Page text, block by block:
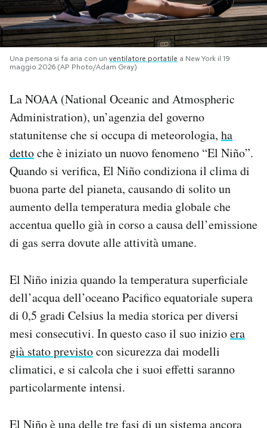
PODCAST
NEWSLETTER
I MIEI PREFERITI
SHOP
AREA PERSONALE
Area Personale
Notifiche mobile
Regala il Post
Esci
Una persona si fa aria con un ventilatore portatile a New York il 19
maggio 2026 (AP Photo/Adam Gray)
La NOAA (National Oceanic and Atmospheric
Administration), un’agenzia del governo
statunitense che si occupa di meteorologia, ha
dettoche è iniziato un nuovo fenomeno “El Niño”.
Quando si verifica, El Niño condiziona il clima di
buona parte del pianeta, causando di solito un
aumento della temperatura media globale che
accentua quello già in corso a causa dell’emissione
di gas serra dovute alle attività umane.
El Niño inizia quando la temperatura superficiale
dell’acqua dell’oceano Pacifico equatoriale supera
di 0,5 gradi Celsius la media storica per diversi
mesi consecutivi. In questo caso il suo inizioera
già stato previstocon sicurezza dai modelli
climatici, e si calcola che i suoi effetti saranno
particolarmente intensi.
El Niño è una delle tre fasi di un sistema ancora